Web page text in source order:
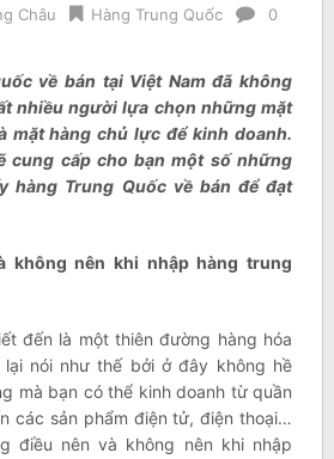
Châu Hàng Trung Quốc
0
về bán tại Việt Nam đã không
nhiều người lựa chọn những mặt
mặt hàng chủ lực để kinh doanh.
cung cấp cho bạn một số những
hàng Trung Quốc về bán để đạt
không nên khi nhập hàng trung
đến là một thiên đường hàng hóa
nói như thế bởi ở đây không hề
mà bạn có thể kinh doanh từ quần
các sản phẩm điện tử, điện thoại…
điều nên và không nên khi nhập